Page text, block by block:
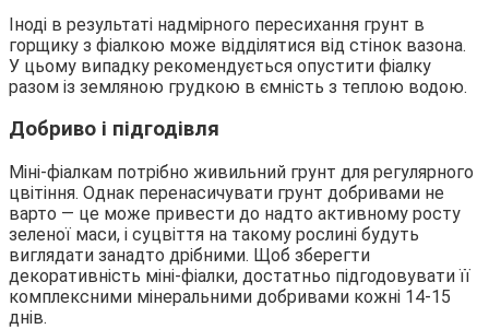
Іноді в результаті надмірного пересихання грунт в
горщику з фіалкою може відділятися від стінок вазона.
У цьому випадку рекомендується опустити фіалку
разом із земляною грудкою в ємність з теплою водою.
Добриво і підгодівля
Міні-фіалкам потрібно живильний грунт для регулярного
цвітіння. Однак перенасичувати грунт добривами не
варто — це може привести до надто активному росту
зеленої маси, і суцвіття на такому рослині будуть
виглядати занадто дрібними. Щоб зберегти
декоративність міні-фіалки, достатньо підгодовувати її
комплексними мінеральними добривами кожні 14-15
днів.